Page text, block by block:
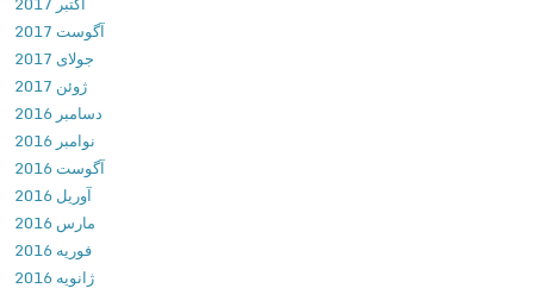
.
8
0
.
3
د
ا
ن
ل
آگوست 2017
جولای 2017
ژوئن 2017
دسامبر 2016
نوامبر 2016
آگوست 2016
آوریل 2016
مارس 2016
فوریه 2016
ژانویه 2016